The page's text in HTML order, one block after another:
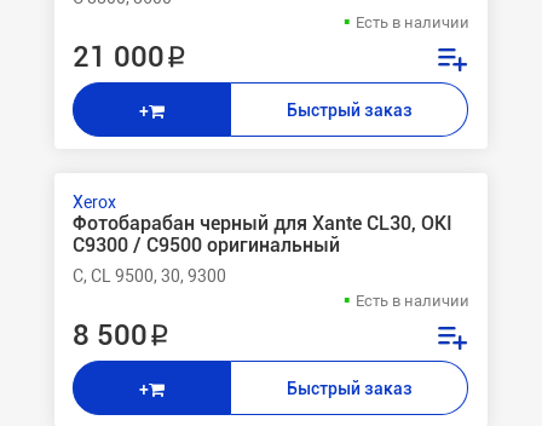
Есть в наличии
21 000 ₽
+ Быстрый заказ
Xerox
Фотобарабан черный для Xante CL30, OKI
C9300 / C9500 оригинальный
C, CL 9500, 30, 9300
Есть в наличии
8 500 ₽
+ Быстрый заказ